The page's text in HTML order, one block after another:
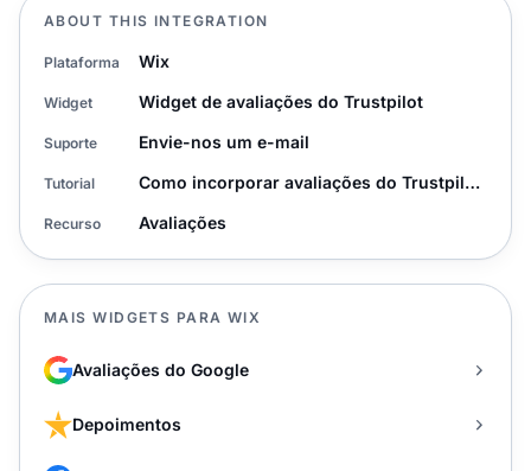
ABOUT THIS INTEGRATION
Plataforma Wix
Widget Widget de avaliações do Trustpilot
Suporte Envie-nos um e-mail
Tutorial Como incorporar avaliações do Trustpilot?
Recurso Avaliações
MAIS WIDGETS PARA WIX
Avaliações do Google
Depoimentos